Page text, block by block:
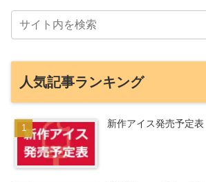
人気記事ランキング
新作アイス発売予定